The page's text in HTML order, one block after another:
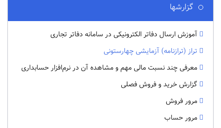
گزارشها
آموزش ارسال دفاتر الکترونیکی در سامانه دفاتر تجاری
تراز (ترازنامه) آزمایشی چهارستونی
معرفی چند نسبت مالی مهم و مشاهده آن در نرم‌افزار حسابداری
گزارش خرید و فروش فصلی
مرور فروش
مرور حساب